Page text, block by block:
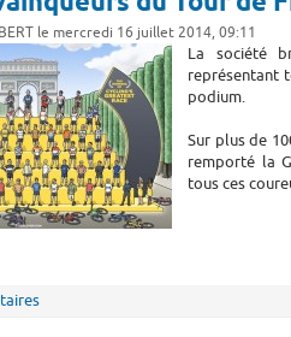
le mercredi 16 juillet 2014, 09:11
La société
représentant
podium.
Sur plus de
remporté la
tous ces